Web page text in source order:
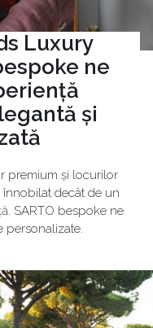
Luxury
ne
și
premium și locurilor
decât de un
SARTO bespoke ne
personalizate.